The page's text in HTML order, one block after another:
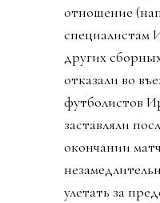
отношение
специалистам
других
отказали во
футболистов
заставляли
окончании
улетать за